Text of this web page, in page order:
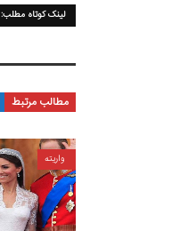
لینک کوتاه مطلب:
مطالب مرتبط
واریته